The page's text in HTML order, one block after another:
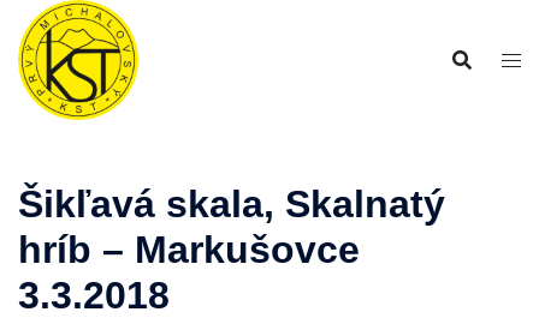
Preskočiť
obsah
Šikľavá skala, Skalnatý
hríb – Markušovce
3.3.2018